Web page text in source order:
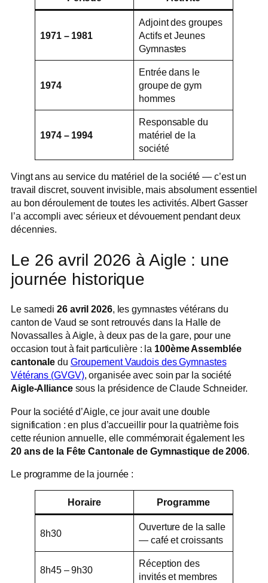
1971 – 1981
Adjoint des groupes
Actifs et Jeunes
Gymnastes
1974
Entrée dans le
groupe de gym
hommes
1974 – 1994
Responsable du
matériel de la
société
Vingt ans au service du matériel de la société — c’est un
travail discret, souvent invisible, mais absolument essentiel
au bon déroulement de toutes les activités. Albert Gasser
l’a accompli avec sérieux et dévouement pendant deux
décennies.
Le 26 avril 2026 à Aigle : une
journée historique
Le samedi 26 avril 2026, les gymnastes vétérans du
canton de Vaud se sont retrouvés dans la Halle de
Novassalles à Aigle, à deux pas de la gare, pour une
occasion tout à fait particulière : la 100ème Assemblée
cantonale du Groupement Vaudois des Gymnastes
Vétérans (GVGV), organisée avec soin par la société
Aigle-Alliancesous la présidence de Claude Schneider.
Pour la société d’Aigle, ce jour avait une double
signification : en plus d’accueillir pour la quatrième fois
cette réunion annuelle, elle commémorait également les
20 ans de la Fête Cantonale de Gymnastique de 2006.
Le programme de la journée :
Horaire Programme
8h30
Ouverture de la salle
— café et croissants
8h45 – 9h30
Réception des
invités et membres